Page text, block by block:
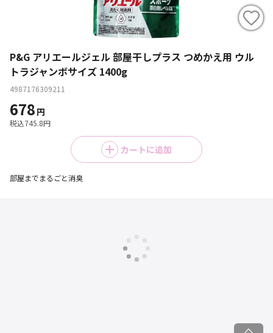
P&G アリエールジェル 部屋干しプラス つめかえ用 ウル
トラジャンボサイズ 1400g
4987176309211
678 円
税込745.8円
カートに追加
部屋までまるごと消臭